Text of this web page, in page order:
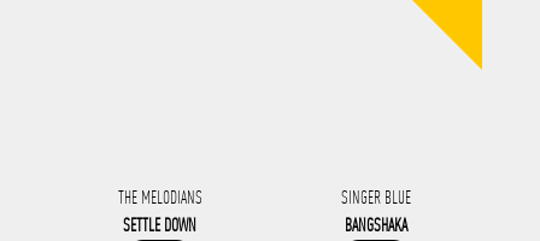
THE MELODIANS
SETTLE DOWN
SINGER BLUE
BANGSHAKA